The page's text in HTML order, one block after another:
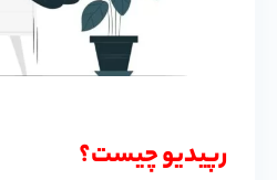
رپیدیو چیست؟